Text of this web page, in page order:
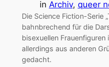
in Archiv, queer
Die Science Fiction-Serie
bahnbrechend für die
bisexuellen Frauenfiguren
allerdings aus anderen
gedacht.